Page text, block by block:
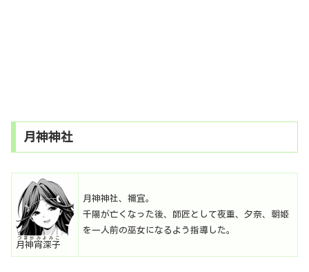
月神神社
月神宵深子
つきがみよみこ
月神神社、禰宜。
千陽が亡くなった後、師匠として夜重、夕奈、朝姫
を一人前の巫女になるよう指導した。